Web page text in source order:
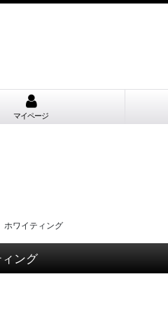
マイページ
ワイティング
ング